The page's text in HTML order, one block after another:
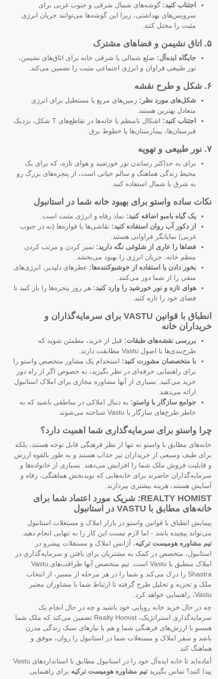
اجتناب کنید: گوشه‌های شمال شرقی و جنوب غربی برای
سرویس‌های بهداشتی، زیرا این گوشه‌ها می‌توانند جریان انرژی
مثبت را مختل کنند.
۵. اتاق نشیمن و فضاهای مشترک
جایگاه ایده‌آل: ضلع شمالی یا شرقی خانه برای اتاق‌های نشیمن،
نور طبیعی فراوان و انرژی اجتماعی مثبت را تضمین می‌کند.
۶. شکل و طرح نقشه
شکل‌های مورد نظر: زمین‌های مربع یا مستطیل برای انرژی
متعادل بهترین هستند.
اجتناب کنید:
اشکال نامنظم یا خانه‌ها در تقاطع‌های T شکل، نزدیک
قبرستان‌ها، بیمارستان‌ها یا خطوط برق.
۷. نور طبیعی و تهویه
برای به حداکثر رساندن نور خورشید و هوای تازه، که برای یک
محیط زندگی هماهنگ و سالم حیاتی است، از پنجره‌های بزرگ رو
به شرق یا شمال استفاده کنید.
نکات ساده واستو برای بهبود خانه شما در استانبول
یک گیاه بامبو اضافه کنید: نماد رفاه و انرژی مثبت است.
از دکور آب روان استفاده کنید: نقاشی‌ها یا فواره‌ها (نه در جنوب
غربی) نمایانگر فراوانی هستند.
فضاها را عاری از شلوغی نگه دارید: تمیز کردن و مرتب کردن
منظم خانه، جریان انرژی را بهبود می‌بخشد.
بخور دادن یا استفاده از خوشبوکننده‌ها: عطرهای دلپذیر، انرژی‌های
منفی را از شما دور می‌کنند.
هوای تازه و نور خورشید را وارد کنید: هر روز پنجره‌ها را باز کنید تا
فضای خود را تازه کنید.
انطباق با قوانین VASTU برای سرمایه‌گذاران و
خریداران خانه
بررسی نقشه‌های طبقات: قبل از خرید، مطمئن شوید که
طرح‌بندی‌ها با اصول Vastu مطابقت دارند.
با متخصصان مشورت کنید: استخدام یک مشاور متخصص واستو را
برای راهنمایی حرفه‌ای در نظر بگیرید، به خصوص اگر از راه دور
خرید می‌کنید. بسیاری از آنها مشاوره مجازی برای املاک استانبول
ارائه می‌دهند.
جوامع سازگار با واستو: به دنبال املاکی در مناطقی باشید که به
خاطر طرح‌های سازگار با Vastu شناخته می‌شوند.
چرا واستو برای سرمایه‌گذاری شما اهمیت دارد؟
خانه‌های مطابق با واستو نه تنها از نظر فرهنگی قابل توجه هستند، بلکه
برای طیف وسیعی از خریداران نیز جذاب هستند و به طور بالقوه ارزش
و قابلیت فروش ملک شما را افزایش می‌دهند. بسیاری از خانواده‌ها و
سرمایه‌گذاران حاضرند برای خانه‌هایی که نویدبخش هماهنگی، رفاه و
آسایش هستند، هزینه بیشتری بپردازند.
REALTY HOMIST: شریک مورد اعتماد شما برای
خانه‌های مطابق با VASTU در استانبول
پیمایش انطباق با قوانین واستو در بازار املاک و مستغلات استانبول
می‌تواند پیچیده باشد - اما لازم نیست این کار را به تنهایی انجام دهید.
تیم مشاوره هومیست ترکیه، آژانس املاک و مستغلات پیشرو در
استانبول، متخصص در کمک به مشتریان برای یافتن و سرمایه‌گذاری در
املاک منطبق با Vastu است. تیم متخصص آنها ظرافت‌های Vastu
Shastra را درک می‌کند و شما را در هر مرحله از مسیر، از انتخاب
ملک و تجزیه و تحلیل طرح گرفته تا ارتباط شما با مشاوران معتبر
Vastu، راهنمایی خواهد کرد.
چه در حال خرید خانه رویایی خود باشید و چه در حال انجام یک
سرمایه‌گذاری استراتژیک، Realty Homist تضمین می‌کند که ملک شما
همسو با ارزش‌های فرهنگی شما و هم با نیازهای سبک زندگی مدرن
باشد و سفر املاک و مستغلات شما در استانبول را روان، موفق و
هماهنگ کند.
آماده‌اید تا خانه ایده‌آل خود را در استانبول مطابق با استانداردهای Vastu
پیدا کنید؟ تماس بگیریدتیم مشاوره هومیست ترکیه برای راهنمایی